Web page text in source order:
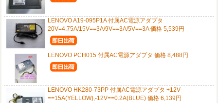
LENOVO A19-095P1A 付属AC電源アダプタ
20V=4.75A/15V==3A/9V==3A/5V==3A 価格 5,539円
LENOVO PCH015 付属AC電源アダプタ 価格 8,488円
LENOVO HK280-73PP 付属AC電源アダプタ +12V
==15A(YELLOW),-12V==0.2A(BLUE) 価格 6,139円